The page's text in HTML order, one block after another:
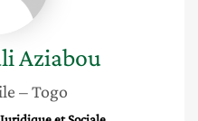
Aziabou
– Togo